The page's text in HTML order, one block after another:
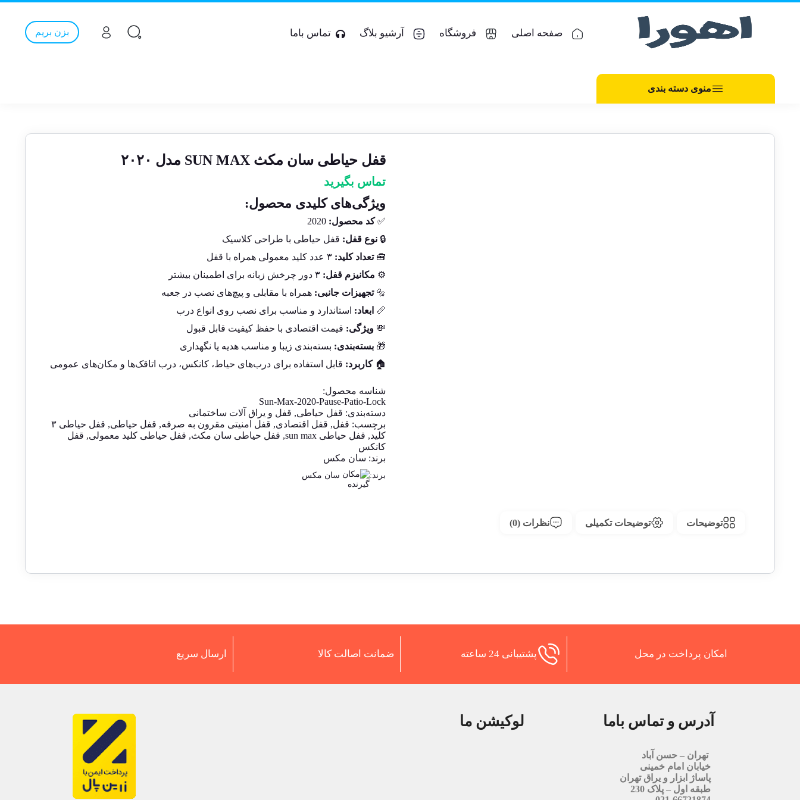
صفحه اصلی فروشگاه آرشیو بلاگ تماس باما بزن بریم
منوی دسته بندی
قفل حیاطی سان مکث SUN MAX مدل ۲۰۲۰
تماس بگیرید
ویژگی‌های کلیدی محصول:
✅کد محصول:
🔒 نوع قفل: قفل حیاطی با طراحی کلاسیک
🧰تعداد کلید:
⚙️ مکانیزم قفل:
🔩تجهیزات جانبی: همراه با مقابلی و پیچ‌های نصب در جعبه
📏 ابعاد: استاندارد و مناسب برای نصب روی انواع درب
💸 ویژگی: قیمت اقتصادی با حفظ کیفیت قابل قبول
🎁 بسته‌بندی: بسته‌بندی زیبا و مناسب هدیه یا نگهداری
🏠کاربرد: قابل استفاده برای درب‌های حیاط، کانکس، درب اتاقک‌ها و مکان‌های عمومی
شناسه محصول:
Sun-Max-2020-Pause-Patio-Lock
دسته‌بندی: قفل حیاطی, قفل و یراق آلات ساختمانی
برچسب: قفل, قفل اقتصادی, قفل امنیتی مقرون به صرفه, قفل حیاطی,
قفل حیاطی ۳
کلید, قفل حیاطی sun max , قفل حیاطی سان مکث, قفل حیاطی کلید معمولی, قفل
کانکس
برند: سان مکس
برند: سان مکس
توضیحات توضیحات تکمیلی نظرات (0)
امکان پرداخت در محل پشتیبانی 24 ساعته ضمانت اصالت کالا ارسال سریع
آدرس و تماس باما
تهران – حسن آباد
خیابان امام خمینی
پاساژ ابزار و یراق تهران
طبقه اول – پلاک 230
لوکیشن ما